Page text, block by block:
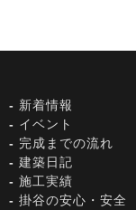
新着情報
イベント
完成までの流れ
建築日記
施工実績
掛谷の安心・安全